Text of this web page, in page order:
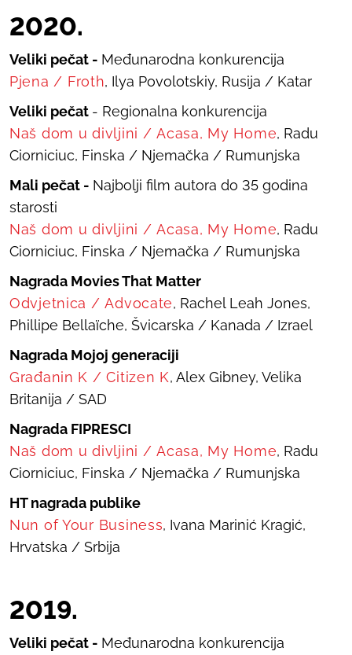
2020.
Veliki pečat - Međunarodna konkurencija
Pjena / Froth, Ilya Povolotskiy, Rusija / Katar
Veliki pečat - Regionalna konkurencija
Naš dom u divljini /Acasa, My Home, Radu
Ciorniciuc, Finska / Njemačka / Rumunjska
Mali pečat - Najbolji film autora do 35 godina
starosti
Naš dom u divljini /Acasa, My Home, Radu
Ciorniciuc, Finska / Njemačka / Rumunjska
Nagrada Movies That Matter
Odvjetnica /Advocate, Rachel Leah Jones,
Phillipe Bellaïche, Švicarska / Kanada / Izrael
Nagrada Mojoj generaciji
Građanin K /Citizen K, Alex Gibney, Velika
Britanija / SAD
Nagrada FIPRESCI
Naš dom u divljini /Acasa, My Home, Radu
Ciorniciuc, Finska / Njemačka / Rumunjska
HT nagrada publike
Nun of Your Business, Ivana Marinić Kragić,
Hrvatska / Srbija
2019.
Veliki pečat - Međunarodna konkurencija